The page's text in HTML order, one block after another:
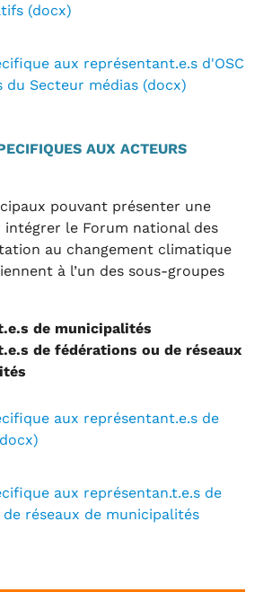
(docx)
aux représentant.e.s d'OSC
du Secteur médias (docx)
AUX ACTEURS
pouvant présenter une
le Forum national des
au changement climatique
à l’un des sous-groupes
de municipalités
de fédérations ou de réseaux
aux représentant.e.s de
aux représentan.t.e.s de
réseaux de municipalités